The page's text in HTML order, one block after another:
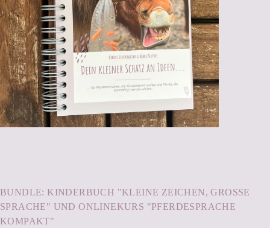
BUNDLE: KINDERBUCH "KLEINE ZEICHEN, GROSSE S
PRACHE" UND ONLINEKURS "PFERDESPRACHE K
OMPAKT"